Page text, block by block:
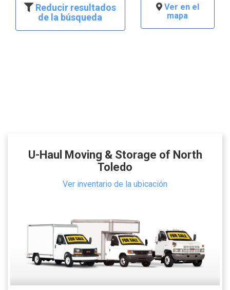
Reducir resultados
de la búsqueda
Ver en el
mapa
U-Haul Moving & Storage of North
Toledo
Ver inventario de la ubicación